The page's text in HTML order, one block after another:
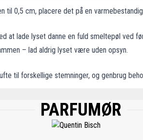
til 0,5 cm, placere det på en
at lade lyset danne en fuld smeltepøl ved
– lad aldrig lyset være uden opsyn.
til forskellige stemninger, og genbrug
2-NAPHTHYL)ETHAN-1-ONE AND 1-
2,3,8,8-TETRAMETHYL-2-
FROM NEROLIDOL BY DEHYDRATION,(2E)-1-
PARFUMØR